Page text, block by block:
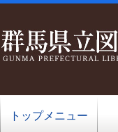
トップメニュー